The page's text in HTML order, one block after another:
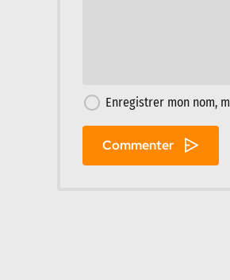
Enregistrer mon nom,
Commenter